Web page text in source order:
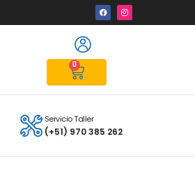
0
Servicio Taller
(+51) 970 385 262